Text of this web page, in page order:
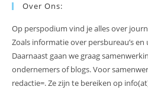
Over Ons:
Op perspodium vind je alles over
Zoals informatie over persbureau’s
Daarnaast gaan we graag
ondernemers of blogs. Voor
redactie=. Ze zijn te bereiken op